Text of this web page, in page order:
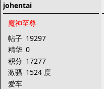
johentai
魔神至尊
帖子 19297
精华 0
积分 17277
激骚 1524 度
爱车